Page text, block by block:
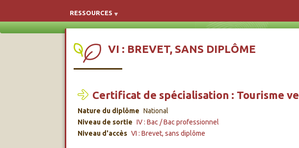
RESSOURCES
VI : BREVET, SANS DIPLÔME
Certificat de spécialisation : Tourisme
Nature du diplôme National
Niveau de sortie IV : Bac / Bac professionnel
Niveau d'accès VI : Brevet, sans diplôme